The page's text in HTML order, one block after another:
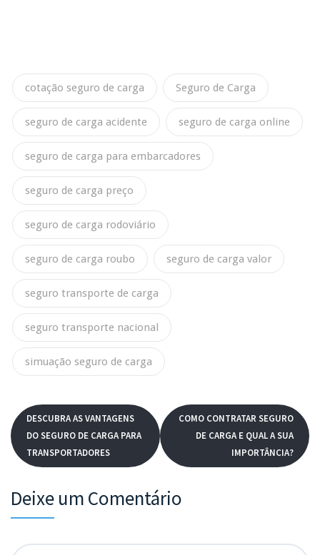
cotação seguro de carga Seguro de Carga
seguro de carga acidente seguro de carga online
seguro de carga para embarcadores
seguro de carga preço
seguro de carga rodoviário
seguro de carga roubo seguro de carga valor
seguro transporte de carga
seguro transporte nacional
simuação seguro de carga
DESCUBRA AS VANTAGENS
DO SEGURO DE CARGA PARA
TRANSPORTADORES
COMO CONTRATAR SEGURO
DE CARGA E QUAL A SUA
IMPORTÂNCIA?
Deixe um Comentário